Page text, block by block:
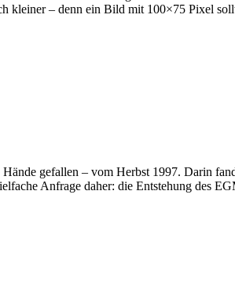
kleiner – denn ein Bild mit 100×75 Pixel
gefallen – vom Herbst 1997. Darin
Anfrage daher: die Entstehung des